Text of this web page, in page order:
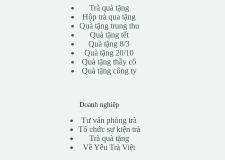
Trà quà tặng
Hộp trà qua tặng
Quà tặng trung thu
Quà tặng tết
Quà tặng 8/3
Quà tặng 20/10
Quà tặng thầy cô
Quà tặng công ty
Doanh nghiệp
Tư vấn phòng trà
Tổ chức sự kiện trà
Trà quà tặng
Về Yêu Trà Việt